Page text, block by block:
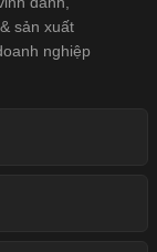
sản xuất
nghiệp